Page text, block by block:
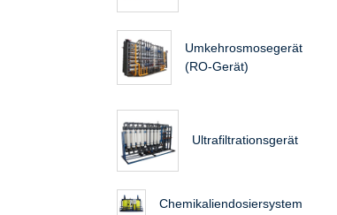
Umkehrosmosegerät
(RO-Gerät)
Ultrafiltrationsgerät
Chemikaliendosiersystem